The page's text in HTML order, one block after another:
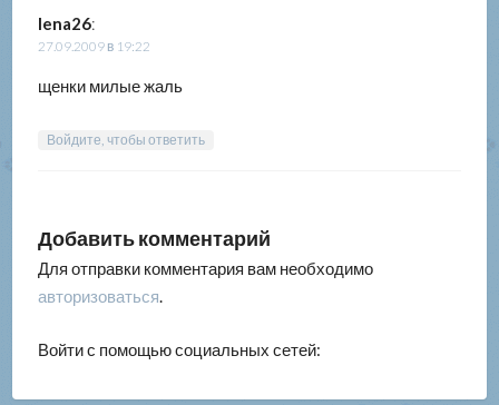
lena26:
27.09.2009 в 19:22
щенки милые жаль
Войдите, чтобы ответить
Добавить комментарий
Для отправки комментария вам необходимо
авторизоваться.
Войти с помощью социальных сетей: